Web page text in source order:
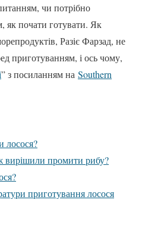
чи потрібно
як почати готувати. Як
Разіє Фарзад, не
приготуванням, і ось чому,
” з посиланням на Southern
лосося?
промити рибу?
приготування лосося